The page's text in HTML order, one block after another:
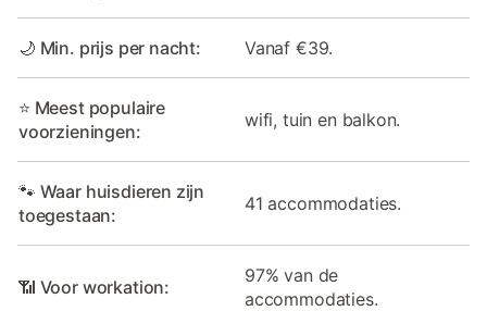
🌙 Min. prijs per nacht: Vanaf €39.
⭐ Meest populaire
voorzieningen:
wifi, tuin en balkon.
🐾 Waar huisdieren zijn
toegestaan:
41 accommodaties.
📶 Voor workation:
97% van de
accommodaties.